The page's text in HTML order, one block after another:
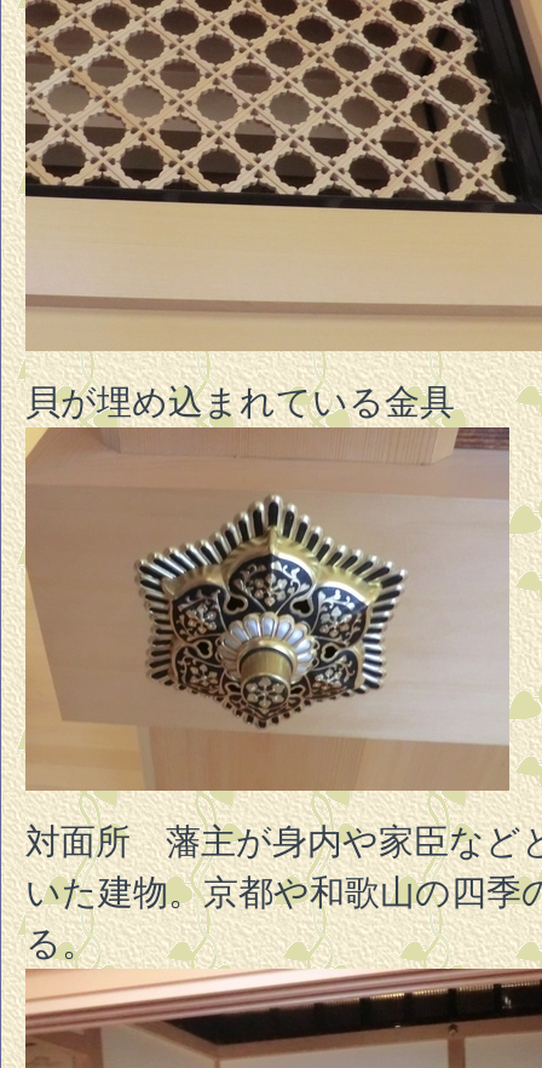
貝が埋め込まれている金具
対面所 藩主が身内や家臣など
いた建物。京都や和歌山の四季
る。